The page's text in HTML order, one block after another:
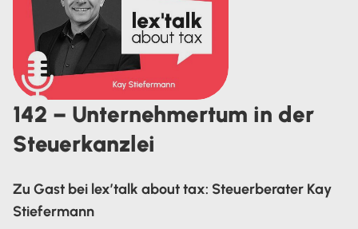
142 – Unternehmertum in der
Steuerkanzlei
Zu Gast bei lex’talk about tax: Steuerberater Kay
Stiefermann